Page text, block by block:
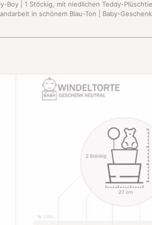
Boy | 1 Stöckig, mit niedlichen Teddy-
in schönem Blau-Ton | Baby-